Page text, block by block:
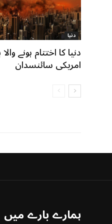
دنیا
دنیا کا اختتام ہونے
امریکی سائنسدان
ہمارے بارے میں